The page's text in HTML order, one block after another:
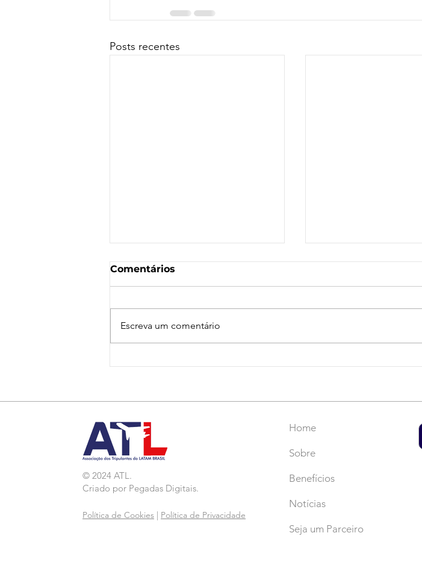
Posts recentes
Comentários
Escreva um comentário
© 2024 ATL.
Criado por Pegadas Digitais.
Política de Cookies Política de Privacidade
Home
Sobre
Benefícios
Notícias
Seja um Parceiro